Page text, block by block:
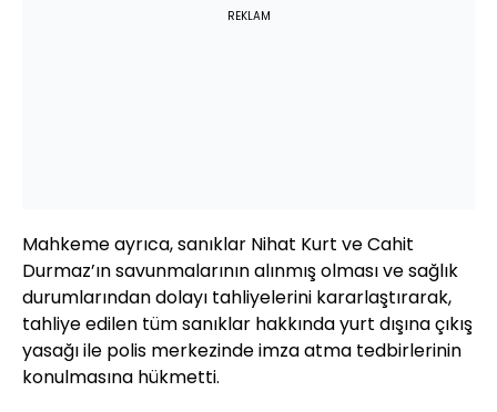
REKLAM
Mahkeme ayrıca, sanıklar Nihat Kurt ve Cahit
Durmaz’ın savunmalarının alınmış olması ve sağlık
durumlarından dolayı tahliyelerini kararlaştırarak,
tahliye edilen tüm sanıklar hakkında yurt dışına çıkış
yasağı ile polis merkezinde imza atma tedbirlerinin
konulmasına hükmetti.